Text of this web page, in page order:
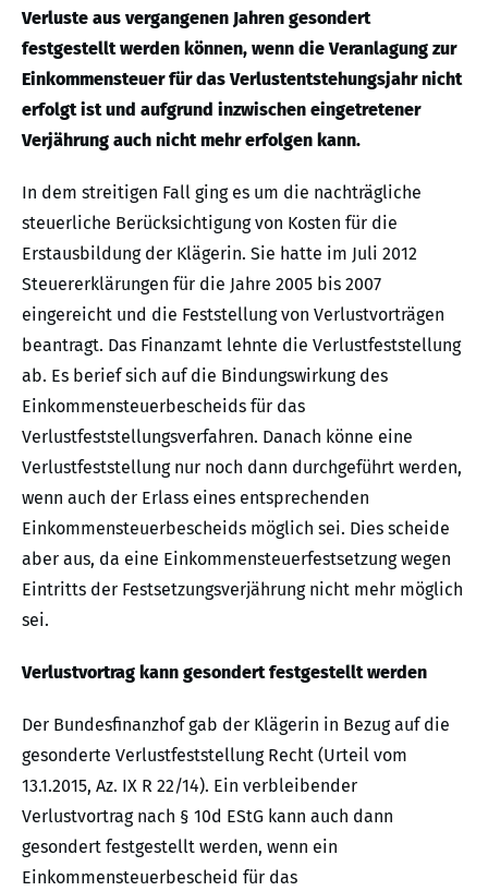
Verluste aus vergangenen Jahren gesondert
festgestellt werden können, wenn die Veranlagung zur
Einkommensteuer für das Verlustentstehungsjahr nicht
erfolgt ist und aufgrund inzwischen eingetretener
Verjährung auch nicht mehr erfolgen kann.
In dem streitigen Fall ging es um die nachträgliche
steuerliche Berücksichtigung von Kosten für die
Erstausbildung der Klägerin. Sie hatte im Juli 2012
Steuererklärungen für die Jahre 2005 bis 2007
eingereicht und die Feststellung von Verlustvorträgen
beantragt. Das Finanzamt lehnte die Verlustfeststellung
ab. Es berief sich auf die Bindungswirkung des
Einkommensteuerbescheids für das
Verlustfeststellungsverfahren. Danach könne eine
Verlustfeststellung nur noch dann durchgeführt werden,
wenn auch der Erlass eines entsprechenden
Einkommensteuerbescheids möglich sei. Dies scheide
aber aus, da eine Einkommensteuerfestsetzung wegen
Eintritts der Festsetzungsverjährung nicht mehr möglich
sei.
Verlustvortrag kann gesondert festgestellt werden
Der Bundesfinanzhof gab der Klägerin in Bezug auf die
gesonderte Verlustfeststellung Recht (Urteil vom
13.1.2015, Az. IX R 22/14). Ein verbleibender
Verlustvortrag nach § 10d EStG kann auch dann
gesondert festgestellt werden, wenn ein
Einkommensteuerbescheid für das